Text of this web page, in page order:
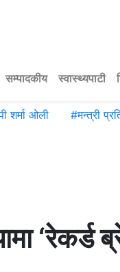
सम्पादकीय स्वास्थ्यपाटी
शर्मा ओली #मन्त्री
‘रेकर्ड